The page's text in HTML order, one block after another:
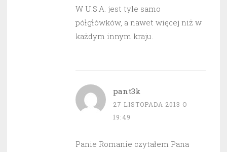
W U.S.A. jest tyle samo
półgłówków, a nawet więcej niż w
każdym innym kraju.
pant3k
27 LISTOPADA 2013 O
19:49
Panie Romanie czytałem Pana